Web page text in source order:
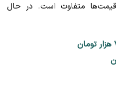
قیمت‌ها متفاوت است. در حال